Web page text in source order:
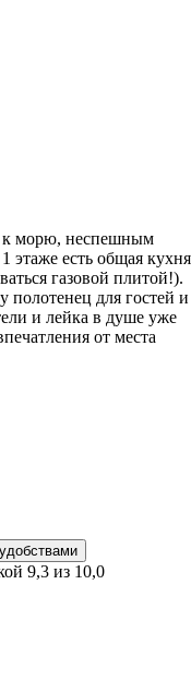
к морю, неспешным
этаже есть общая кухня
газовой плитой!).
полотенец для гостей и
и лейка в душе уже
от места
9,3 из 10,0